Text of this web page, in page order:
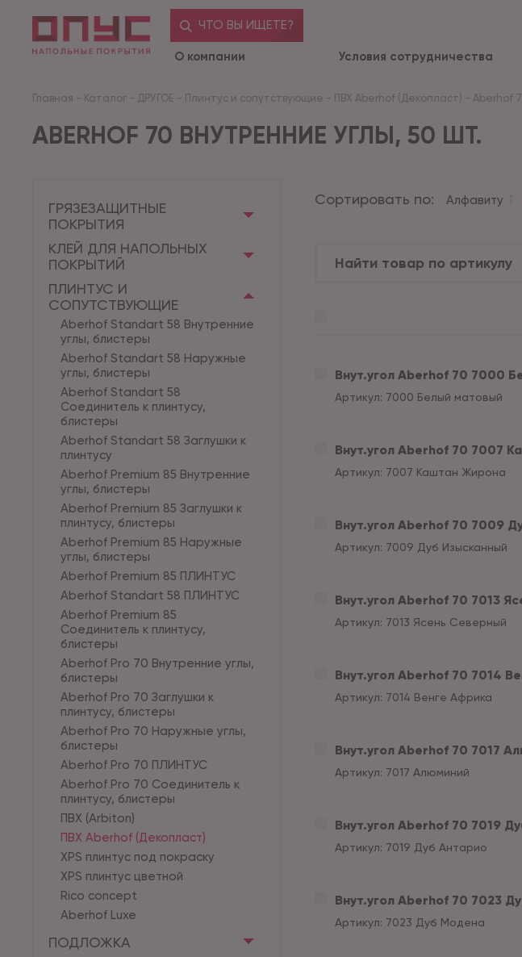
ЧТО ВЫ ИЩЕТЕ?
О компании Условия сотрудничества
Главная - Каталог - ДРУГОЕ - Плинтус и сопутствующие - ПВХ Aberhof (Декопласт) - Aberhof
ABERHOF 70 ВНУТРЕННИЕ УГЛЫ, 50 ШТ.
ГРЯЗЕЗАЩИТНЫЕ
ПОКРЫТИЯ
КЛЕЙ ДЛЯ НАПОЛЬНЫХ
ПОКРЫТИЙ
ПЛИНТУС И
СОПУТСТВУЮЩИЕ
Aberhof Standart 58 Внутренние
углы, блистеры
Aberhof Standart 58 Наружные
углы, блистеры
Aberhof Standart 58
Соединитель к плинтусу,
блистеры
Aberhof Standart 58 Заглушки к
плинтусу
Aberhof Premium 85 Внутренние
углы, блистеры
Aberhof Premium 85 Заглушки к
плинтусу, блистеры
Aberhof Premium 85 Наружные
углы, блистеры
Aberhof Premium 85 ПЛИНТУС
Aberhof Standart 58 ПЛИНТУС
Aberhof Premium 85
Соединитель к плинтусу,
блистеры
Aberhof Pro 70 Внутренние углы,
блистеры
Aberhof Pro 70 Заглушки к
плинтусу, блистеры
Aberhof Pro 70 Наружные углы,
блистеры
Aberhof Pro 70 ПЛИНТУС
Aberhof Pro 70 Соединитель к
плинтусу, блистеры
ПВХ (Arbiton)
ПВХ Aberhof (Декопласт)
XPS плинтус под покраску
XPS плинтус цветной
Rico concept
Aberhof Luxe
ПОДЛОЖКА
Сортировать по: Алфавиту
Внут.угол Aberhof 70 7000
Артикул: 7000 Белый матовый
Внут.угол Aberhof 70 7007
Артикул: 7007 Каштан Жирона
Внут.угол Aberhof 70 7009
Артикул: 7009 Дуб Изысканный
Внут.угол Aberhof 70 7013
Артикул: 7013 Ясень Северный
Внут.угол Aberhof 70 7014
Артикул: 7014 Венге Африка
Внут.угол Aberhof 70 7017
Артикул: 7017 Алюминий
Внут.угол Aberhof 70 7019
Артикул: 7019 Дуб Антарио
Внут.угол Aberhof 70 7023
Артикул: 7023 Дуб Модена